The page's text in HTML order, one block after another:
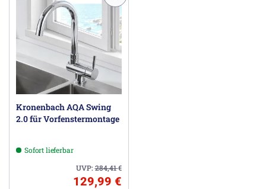
Kronenbach AQA Swing
2.0 für Vorfenstermontage
Sofort lieferbar
UVP:284,41€
129,99 €